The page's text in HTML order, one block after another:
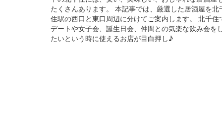
たくさんあります。 本記事では、厳選した居酒屋を北
住駅の西口と東口周辺に分けてご案内します。 北千住
デートや女子会、誕生日会、仲間との気楽な飲み会を
たいという時に使えるお店が目白押し♪